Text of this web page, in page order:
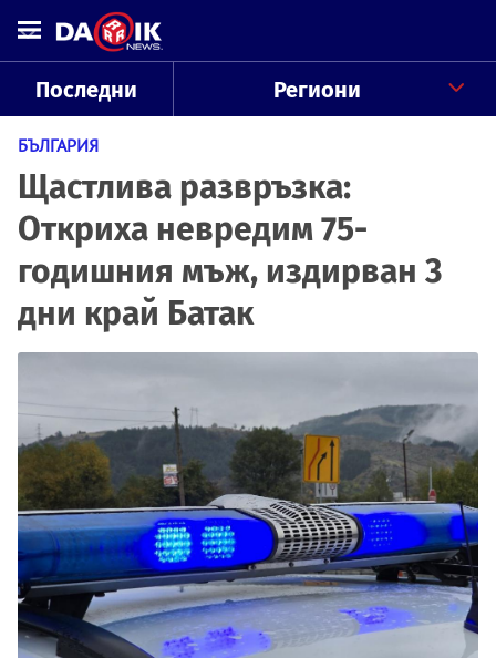
Последни Региони
БЪЛГАРИЯ
Щастлива развръзка:
Откриха невредим 75-
годишния мъж, издирван 3
дни край Батак